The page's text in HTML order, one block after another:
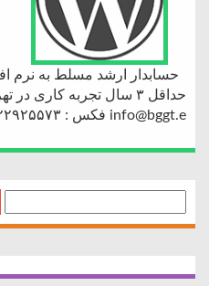
حسابدار ارشد مسلط به نرم
حداقل ۳ سال تجربه کاری
info@bggt.e فکس : ۲۲۹۲۵۵۷۳ تلفن : ۲۲۹۲۵۵۷۴استخدامی